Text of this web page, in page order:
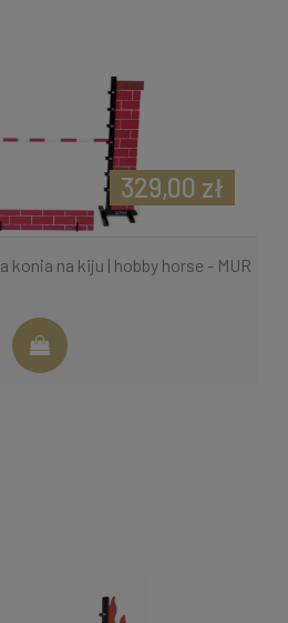
konia na kiju | hobby horse - MUR
329,00 zł